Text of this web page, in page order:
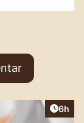
6h